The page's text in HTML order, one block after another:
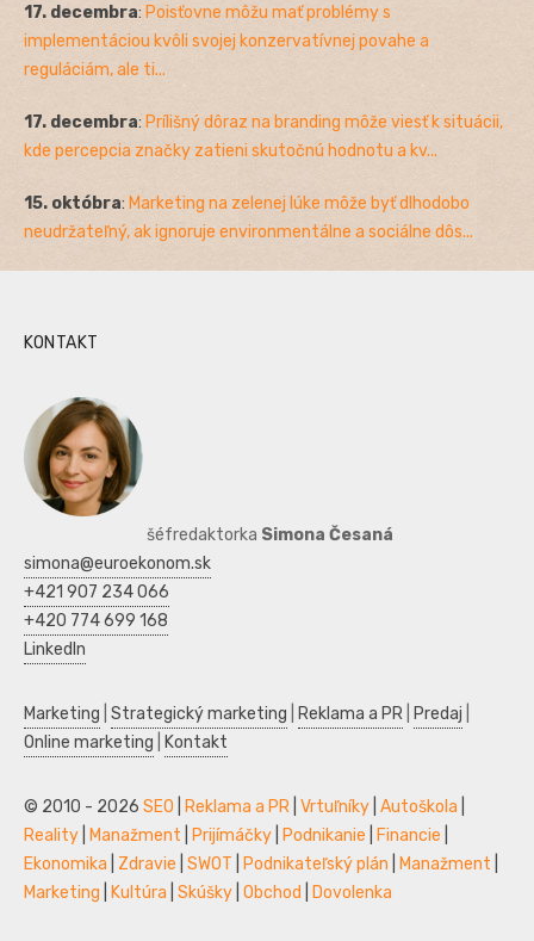
17. decembra: Poisťovne môžu mať problémy s
implementáciou kvôli svojej konzervatívnej povahe a
reguláciám, ale ti...
17. decembra: Prílišný dôraz na branding môže viesť k situácii,
kde percepcia značky zatieni skutočnú hodnotu a kv...
15. októbra: Marketing na zelenej lúke môže byť dlhodobo
neudržateľný, ak ignoruje environmentálne a sociálne dôs...
KONTAKT
šéfredaktorka Simona Česaná
simona@euroekonom.sk
+421 907 234 066
+420 774 699 168
LinkedIn
Marketing Strategický marketing Reklama a PR Predaj
Online marketing
Kontakt
© 2010 - 2026 SEO Reklama a PR Vrtuľníky Autoškola
Reality
Manažment Prijímáčky Podnikanie Financie
Ekonomika
Zdravie SWOT Podnikateľský plán Manažment
Marketing
Kultúra Skúšky Obchod Dovolenka